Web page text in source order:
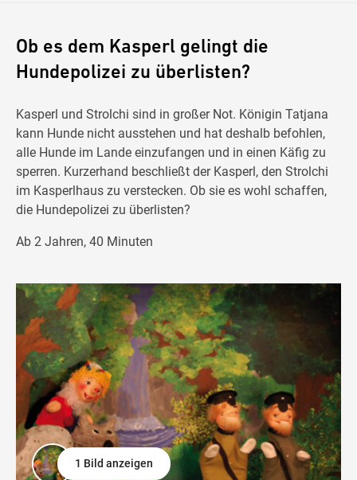
Ob es dem Kasperl gelingt die
Hundepolizei zu überlisten?
Kasperl und Strolchi sind in großer Not. Königin Tatjana
kann Hunde nicht ausstehen und hat deshalb befohlen,
alle Hunde im Lande einzufangen und in einen Käfig zu
sperren. Kurzerhand beschließt der Kasperl, den Strolchi
im Kasperlhaus zu verstecken. Ob sie es wohl schaffen,
die Hundepolizei zu überlisten?
Ab 2 Jahren, 40 Minuten
1 Bild anzeigen